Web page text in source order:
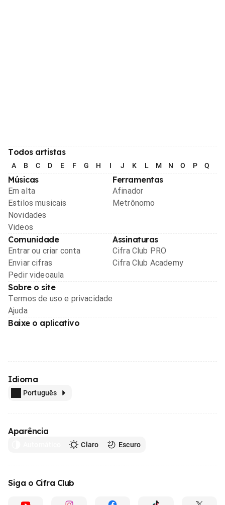
Todos artistas
A B C D E F G H I J K L M N O P Q
Músicas
Em alta
Estilos musicais
Novidades
Videos
Ferramentas
Afinador
Metrônomo
Comunidade
Entrar ou criar conta
Enviar cifras
Pedir videoaula
Assinaturas
Cifra Club PRO
Cifra Club Academy
Sobre o site
Termos de uso e privacidade
Ajuda
Baixe o aplicativo
Idioma
Português
Aparência
Claro Escuro
Siga o Cifra Club